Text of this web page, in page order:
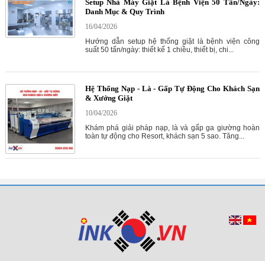
Setup Nhà Máy Giặt Là Bệnh Viện 50 Tấn/Ngày:
Danh Mục & Quy Trình
16/04/2026
Hướng dẫn setup hệ thống giặt là bệnh viện công
suất 50 tấn/ngày: thiết kế 1 chiều, thiết bị, chi...
Hệ Thống Nạp - Là - Gấp Tự Động Cho Khách Sạn
& Xưởng Giặt
10/04/2026
Khám phá giải pháp nạp, là và gấp ga giường hoàn
toàn tự động cho Resort, khách sạn 5 sao. Tăng...